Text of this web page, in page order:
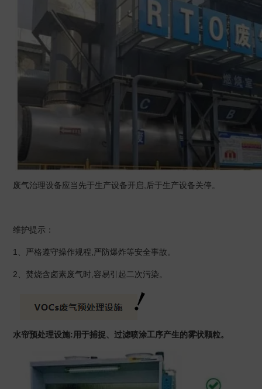
废气治理设备应当先于生产设备开启,后于生产设备关停。
维护提示：
1、严格遵守操作规程,严防爆炸等安全事故。
2、焚烧含卤素废气时,容易引起二次污染。
水帘预处理设施:用于捕捉、过滤喷涂工序产生的雾状颗粒。